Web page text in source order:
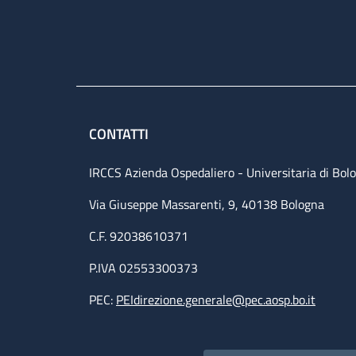
CONTATTI
IRCCS Azienda Ospedaliero - Universitaria di
Via Giuseppe Massarenti, 9, 40138 Bologna
C.F. 92038610371
P.IVA 02553300373
PEC: PEIdirezione.generale@pec.aosp.bo.it